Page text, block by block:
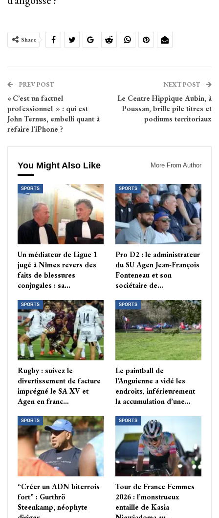
Share
PREV POST
« C’est un factuel
professionnel » : qui est
John Ternus, embelli quant à
refaire l’iPhone ?
NEXT POST
Le Centre Hippique Aubin, à
Poussan, brille pile titres et
podiums territoriaux
You Might Also Like More From Author
SPORTS
Un médiateur de Ligue 1
jugé à Nîmes revers des
faits de blessures
conjugales : sa…
SPORTS
Pro D2 : le administrateur
du SU Agen Jean-François
Fonteneau et son
sociétaire de…
SPORTS
Rugby : suivez le
divertissement de facture
imprégné le SA XV et
Agen en franc…
SPORTS
Le paintball de
l’Anguienne a vidé les
endroits, inférieurement
la accumulation d’une…
SPORTS
“Créer un ADN biterrois
fort” : Gurthrö
Steenkamp, néophyte
SPORTS
Tour de France Femmes
2026 : l’monstrueux
entaille de Kasia